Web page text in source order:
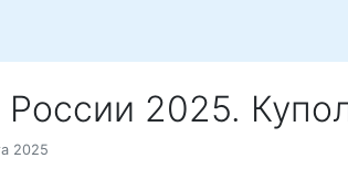
2025.
2025